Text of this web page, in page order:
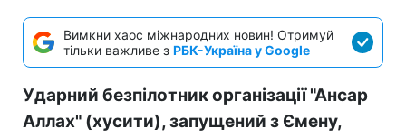
Вимкни хаос міжнародних новин! Отримуй
тільки важливе з РБК-Україна у Google
Ударний безпілотник організації "Ансар
Аллах" (хусити), запущений з Ємену,